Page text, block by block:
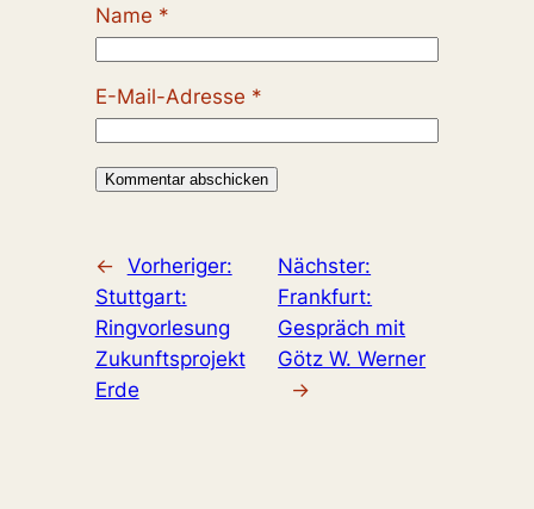
Name *
E-Mail-Adresse *
← Vorheriger:
Stuttgart:
Ringvorlesung
Zukunftsprojekt
Erde
Nächster:
Frankfurt:
Gespräch mit
Götz W. Werner
→